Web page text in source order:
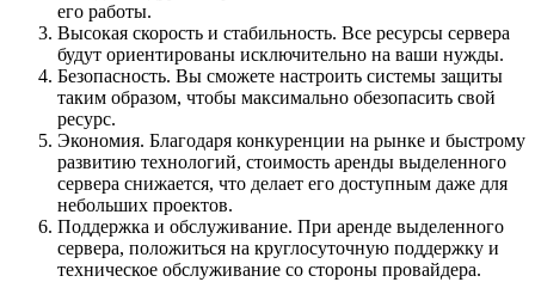
его работы.
Высокая скорость и стабильность. Все ресурсы сервера
будут ориентированы исключительно на ваши нужды.
Безопасность. Вы сможете настроить системы защиты
таким образом, чтобы максимально обезопасить свой
ресурс.
Экономия. Благодаря конкуренции на рынке и быстрому
развитию технологий, стоимость аренды выделенного
сервера снижается, что делает его доступным даже для
небольших проектов.
Поддержка и обслуживание. При аренде выделенного
сервера, положиться на круглосуточную поддержку и
техническое обслуживание со стороны провайдера.